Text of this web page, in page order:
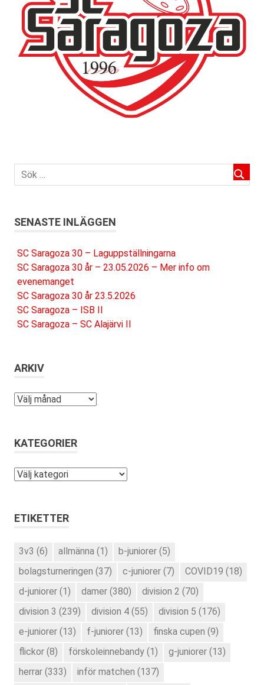
SENASTE INLÄGGEN
SC Saragoza 30 – Laguppställningarna
SC Saragoza 30 år – 23.05.2026 – Mer info om
evenemanget
SC Saragoza 30 år 23.5.2026
SC Saragoza – ISB II
SC Saragoza – SC Alajärvi II
ARKIV
Arkiv
KATEGORIER
Kategorier
ETIKETTER
3v3 (6) allmänna (1) b-juniorer (5)
bolagsturneringen (37) c-juniorer (7) COVID19 (18)
d-juniorer (1) damer (380) division 2 (70)
division 3 (239) division 4 (55) division 5 (176)
e-juniorer (13) f-juniorer (13) finska cupen (9)
flickor (8) förskoleinnebandy (1) g-juniorer (13)
herrar (333) inför matchen (137)